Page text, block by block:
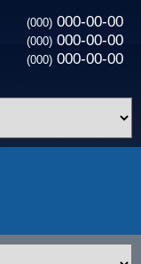
(000) 000-00-00
(000) 000-00-00
(000) 000-00-00